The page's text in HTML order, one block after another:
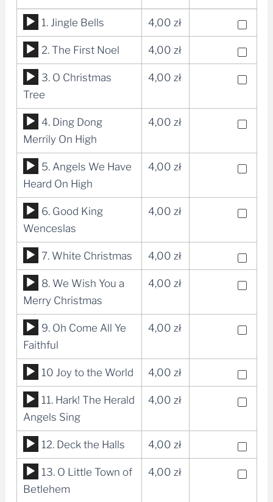
Odtwarzacz
plików
dźwiękowych
1. Jingle Bells 4,00 zł
Odtwarzacz
plików
dźwiękowych
2. The First Noel 4,00 zł
Odtwarzacz
plików
dźwiękowych
3. O Christmas
Tree
4,00 zł
Odtwarzacz
plików
dźwiękowych
4. Ding Dong
Merrily On High
4,00 zł
Odtwarzacz
plików
dźwiękowych
5. Angels We Have
Heard On High
4,00 zł
Odtwarzacz
plików
dźwiękowych
6. Good King
Wenceslas
4,00 zł
Odtwarzacz
plików
dźwiękowych
7. White Christmas 4,00 zł
Odtwarzacz
plików
dźwiękowych
8. We Wish You a
Merry Christmas
4,00 zł
Odtwarzacz
plików
dźwiękowych
9. Oh Come All Ye
Faithful
4,00 zł
Odtwarzacz
plików
dźwiękowych
10 Joy to the World 4,00 zł
Odtwarzacz
plików
dźwiękowych
11. Hark! The Herald
Angels Sing
4,00 zł
Odtwarzacz
plików
dźwiękowych
12. Deck the Halls 4,00 zł
Odtwarzacz
plików
13. O Little Town of
Betlehem
4,00 zł